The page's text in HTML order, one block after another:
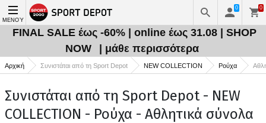
ΜΕΝΟΎ
0 0
FINAL SALE έως -60% | online έως 31.08 | SHOP
NOW
| μάθε περισσότερα
Αρχική Συνιστάται από τη Sport Depot NEW COLLECTION Ρούχα
Συνιστάται από τη Sport Depot - NEW
COLLECTION - Ρούχα - Αθλητικά σύνολα